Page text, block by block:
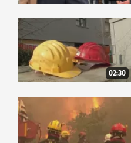
02:30